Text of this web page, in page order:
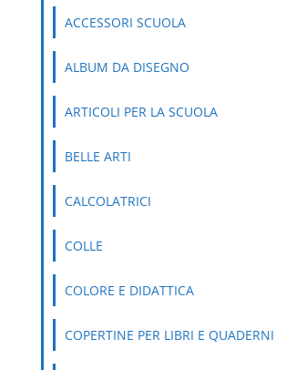
ACCESSORI SCUOLA
ALBUM DA DISEGNO
ARTICOLI PER LA SCUOLA
BELLE ARTI
CALCOLATRICI
COLLE
COLORE E DIDATTICA
COPERTINE PER LIBRI E QUADERNI